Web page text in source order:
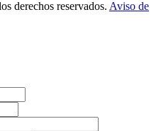
derechos reservados. Aviso de